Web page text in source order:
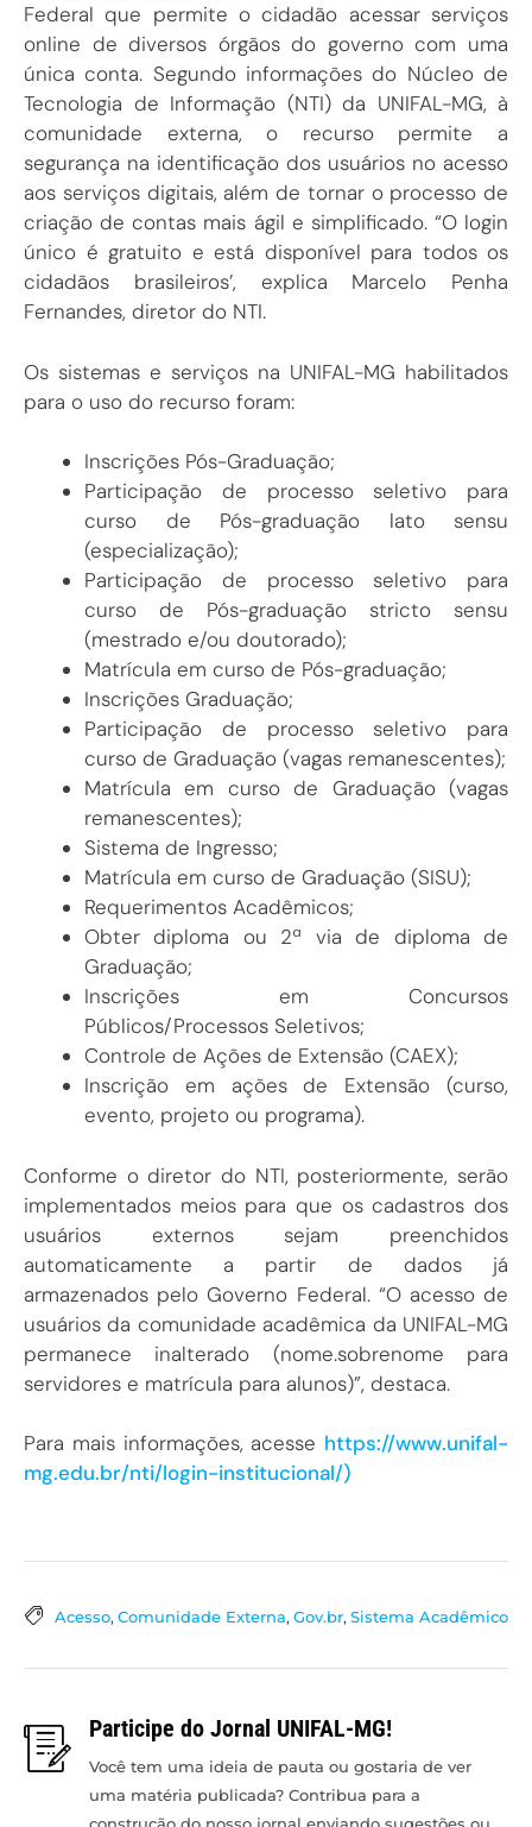
Federal que permite o cidadão acessar serviços
online de diversos órgãos do governo com uma
única conta. Segundo informações do Núcleo de
Tecnologia de Informação (NTI) da UNIFAL-MG, à
comunidade externa, o recurso permite a
segurança na identificação dos usuários no acesso
aos serviços digitais, além de tornar o processo de
criação de contas mais ágil e simplificado. “O login
único é gratuito e está disponível para todos os
cidadãos brasileiros’, explica Marcelo Penha
Fernandes, diretor do NTI.
Os sistemas e serviços na UNIFAL-MG habilitados
para o uso do recurso foram:
Inscrições Pós-Graduação;
Participação de processo seletivo para
curso de Pós-graduação lato sensu
(especialização);
Participação de processo seletivo para
curso de Pós-graduação stricto sensu
(mestrado e/ou doutorado);
Matrícula em curso de Pós-graduação;
Inscrições Graduação;
Participação de processo seletivo para
curso de Graduação (vagas remanescentes);
Matrícula em curso de Graduação (vagas
remanescentes);
Sistema de Ingresso;
Matrícula em curso de Graduação (SISU);
Requerimentos Acadêmicos;
Obter diploma ou 2ª via de diploma de
Graduação;
Inscrições em Concursos
Públicos/Processos Seletivos;
Controle de Ações de Extensão (CAEX);
Inscrição em ações de Extensão (curso,
evento, projeto ou programa).
Conforme o diretor do NTI, posteriormente, serão
implementados meios para que os cadastros dos
usuários externos sejam preenchidos
automaticamente a partir de dados já
armazenados pelo Governo Federal. “O acesso de
usuários da comunidade acadêmica da UNIFAL-MG
permanece inalterado (nome.sobrenome para
servidores e matrícula para alunos)”, destaca.
Para mais informações, acesse https://www.unifal-
mg.edu.br/nti/login-institucional/)
Acesso, Comunidade Externa, Gov.br, Sistema Acadêmico
Participe do Jornal UNIFAL-MG!
Você tem uma ideia de pauta ou gostaria de ver
uma matéria publicada? Contribua para a